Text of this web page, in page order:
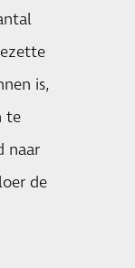
is,
te
naar
de